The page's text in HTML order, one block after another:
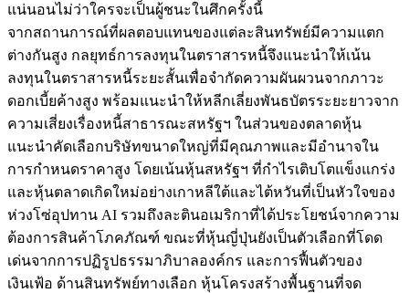
แน่นอนไม่ว่าใครจะเป็นผู้ชนะในศึกครั้งนี้
จากสถานการณ์ที่ผลตอบแทนของแต่ละสินทรัพย์มีความแตก
ต่างกันสูง กลยุทธ์การลงทุนในตราสารหนี้จึงแนะนำให้เน้น
ลงทุนในตราสารหนี้ระยะสั้นเพื่อจำกัดความผันผวนจากภาวะ
ดอกเบี้ยค้างสูง พร้อมแนะนำให้หลีกเลี่ยงพันธบัตรระยะยาวจาก
ความเสี่ยงเรื่องหนี้สาธารณะสหรัฐฯ ในส่วนของตลาดหุ้น
แนะนำคัดเลือกบริษัทขนาดใหญ่ที่มีคุณภาพและมีอำนาจใน
การกำหนดราคาสูง โดยเน้นหุ้นสหรัฐฯ ที่กำไรเติบโตแข็งแกร่ง
และหุ้นตลาดเกิดใหม่อย่างเกาหลีใต้และไต้หวันที่เป็นหัวใจของ
ห่วงโซ่อุปทาน AI รวมถึงละตินอเมริกาที่ได้ประโยชน์จากความ
ต้องการสินค้าโภคภัณฑ์ ขณะที่หุ้นญี่ปุ่นยังเป็นตัวเลือกที่โดด
เด่นจากการปฏิรูปธรรมาภิบาลองค์กร และการฟื้นตัวของ
เงินเฟ้อ ด้านสินทรัพย์ทางเลือก หุ้นโครงสร้างพื้นฐานที่จด